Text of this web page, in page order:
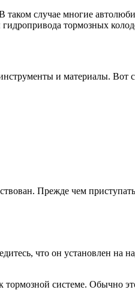
случае многие
тормозных
и материалы. Вот
Прежде чем
что он установлен на
системе. Обычно